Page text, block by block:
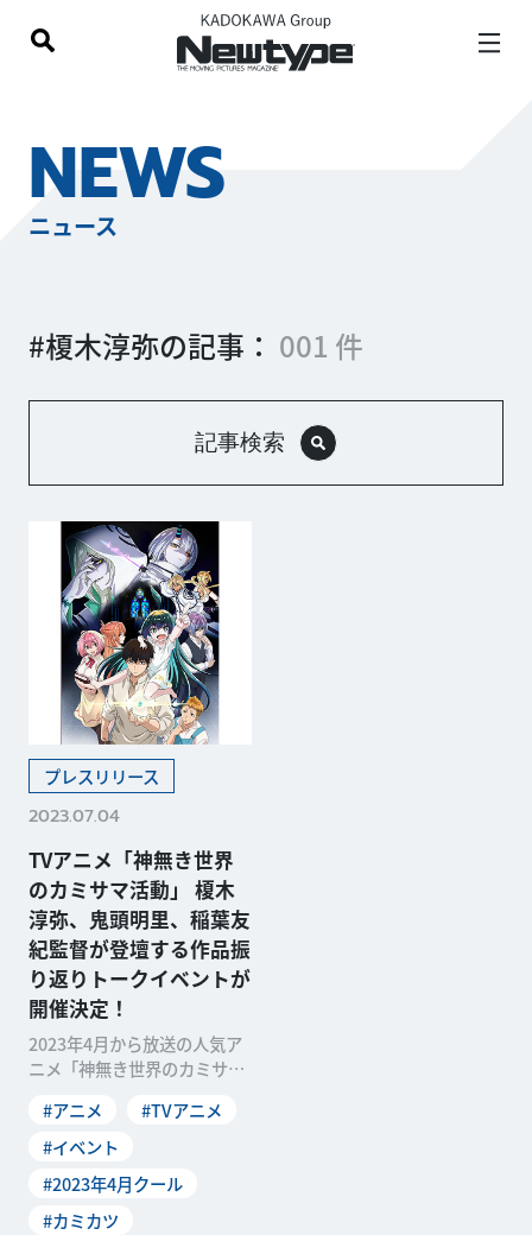
NEWS
ニュース
#榎木淳弥の記事： 001 件
記事検索
プレスリリース
2023.07.04
TVアニメ「神無き世界
のカミサマ活動」 榎木
淳弥、鬼頭明里、稲葉友
紀監督が登壇する作品振
り返りトークイベントが
開催決定！
2023年4月から放送の人気ア
ニメ「神無き世界のカミサマ
イベントが、2023 年8月13日
(日)に「ところざわサクラタ
定しました。イベントには、
メインキャストで...
#アニメ
#TVアニメ
#イベント
#2023年4月クール
#カミカツ